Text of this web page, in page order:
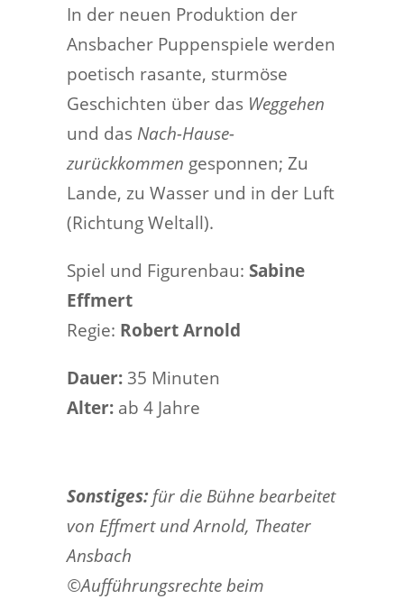
In der neuen Produktion der
Ansbacher Puppenspiele werden
poetisch rasante, sturmöse
Geschichten über das Weggehen
und das Nach-Hause-
zurückkommen gesponnen; Zu
Lande, zu Wasser und in der Luft
(Richtung Weltall).
Spiel und Figurenbau: Sabine
Effmert
Regie: Robert Arnold
Dauer: 35 Minuten
Alter: ab 4 Jahre
Sonstiges: für die Bühne bearbeitet
von Effmert und Arnold, Theater
Ansbach
©Aufführungsrechte beim